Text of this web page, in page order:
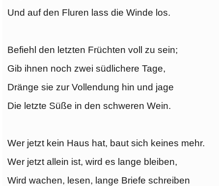
Und auf den Fluren lass die Winde los.
Befiehl den letzten Früchten voll zu sein;
Gib ihnen noch zwei südlichere Tage,
Dränge sie zur Vollendung hin und jage
Die letzte Süße in den schweren Wein.
Wer jetzt kein Haus hat, baut sich keines mehr.
Wer jetzt allein ist, wird es lange bleiben,
Wird wachen, lesen, lange Briefe schreiben